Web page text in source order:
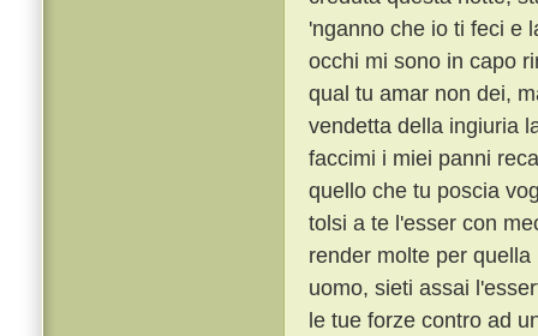
'nganno che io ti feci e
occhi mi sono in capo
qual tu amar non dei,
vendetta della ingiuria
faccimi i miei panni
quello che tu poscia
tolsi a te l'esser con
render molte per
uomo, sieti assai
le tue forze contro ad